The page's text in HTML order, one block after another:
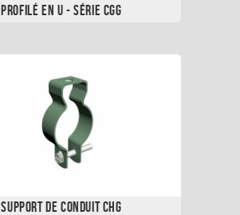
Profilé en U - Série CGG
Support de Conduit CHG